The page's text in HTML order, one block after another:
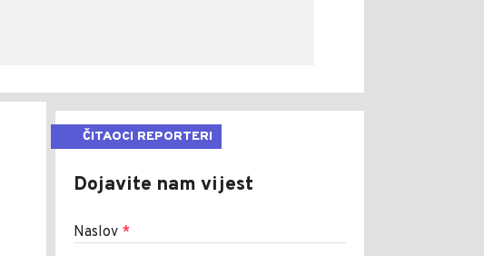
ČITAOCI REPORTERI
Dojavite nam vijest
Naslov *